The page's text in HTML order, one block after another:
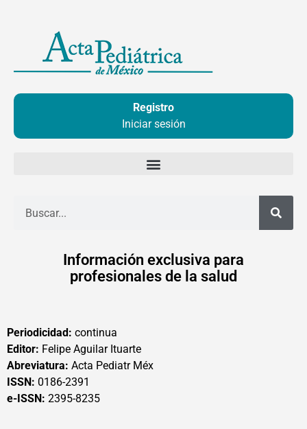
contenido
Registro
Iniciar sesión
Información exclusiva para
profesionales de la salud
Periodicidad: continua
Editor: Felipe Aguilar Ituarte
Abreviatura: Acta Pediatr Méx
ISSN: 0186-2391
e-ISSN: 2395-8235